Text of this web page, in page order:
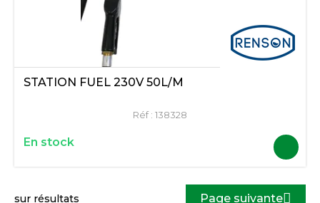
STATION FUEL 230V 50L/M
Réf : 138328
En stock
sur résultats Page suivante